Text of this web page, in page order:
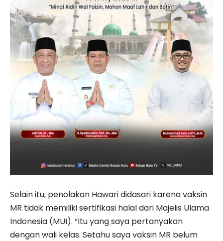
Selain itu, penolakan Hawari didasari karena vaksin
MR tidak memiliki sertifikasi halal dari Majelis Ulama
Indonesia (MUI). “Itu yang saya pertanyakan
dengan wali kelas. Setahu saya vaksin MR belum